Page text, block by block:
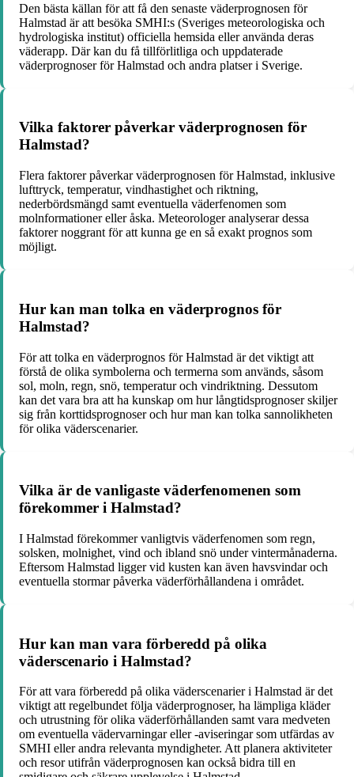
Den bästa källan för att få den senaste väderprognosen för
Halmstad är att besöka SMHI:s (Sveriges meteorologiska och
hydrologiska institut) officiella hemsida eller använda deras
väderapp. Där kan du få tillförlitliga och uppdaterade
väderprognoser för Halmstad och andra platser i Sverige.
Vilka faktorer påverkar väderprognosen för
Halmstad?
Flera faktorer påverkar väderprognosen för Halmstad, inklusive
lufttryck, temperatur, vindhastighet och riktning,
nederbördsmängd samt eventuella väderfenomen som
molnformationer eller åska. Meteorologer analyserar dessa
faktorer noggrant för att kunna ge en så exakt prognos som
möjligt.
Hur kan man tolka en väderprognos för
Halmstad?
För att tolka en väderprognos för Halmstad är det viktigt att
förstå de olika symbolerna och termerna som används, såsom
sol, moln, regn, snö, temperatur och vindriktning. Dessutom
kan det vara bra att ha kunskap om hur långtidsprognoser skiljer
sig från korttidsprognoser och hur man kan tolka sannolikheten
för olika väderscenarier.
Vilka är de vanligaste väderfenomenen som
förekommer i Halmstad?
I Halmstad förekommer vanligtvis väderfenomen som regn,
solsken, molnighet, vind och ibland snö under vintermånaderna.
Eftersom Halmstad ligger vid kusten kan även havsvindar och
eventuella stormar påverka väderförhållandena i området.
Hur kan man vara förberedd på olika
väderscenario i Halmstad?
För att vara förberedd på olika väderscenarier i Halmstad är det
viktigt att regelbundet följa väderprognoser, ha lämpliga kläder
och utrustning för olika väderförhållanden samt vara medveten
om eventuella vädervarningar eller -aviseringar som utfärdas av
SMHI eller andra relevanta myndigheter. Att planera aktiviteter
och resor utifrån väderprognosen kan också bidra till en